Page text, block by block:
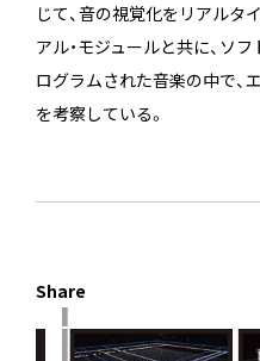
じて、音の視覚化をリアルタ
アル・モジュールと共に、ソ
ログラムされた音楽の中で、
を考察している。
Share